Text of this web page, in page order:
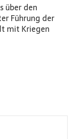
über den
Führung der
mit Kriegen